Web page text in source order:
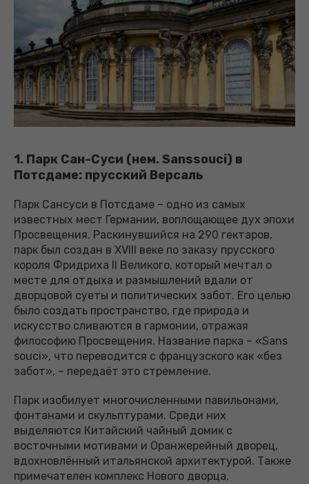
1. Парк Сан-Суси (нем. Sanssouci) в
Потсдаме: прусский Версаль
Парк Сансуси в Потсдаме – одно из самых
известных мест Германии, воплощающее дух эпохи
Просвещения. Раскинувшийся на 290 гектаров,
парк был создан в XVIII веке по заказу прусского
короля Фридриха II Великого, который мечтал о
месте для отдыха и размышлений вдали от
дворцовой суеты и политических забот. Его целью
было создать пространство, где природа и
искусство сливаются в гармонии, отражая
философию Просвещения. Название парка – «Sans
souci», что переводится с французского как «без
забот», – передаёт это стремление.
Парк изобилует многочисленными павильонами,
фонтанами и скульптурами. Среди них
выделяются Китайский чайный домик с
восточными мотивами и Оранжерейный дворец,
вдохновлённый итальянской архитектурой. Также
примечателен комплекс Нового дворца,